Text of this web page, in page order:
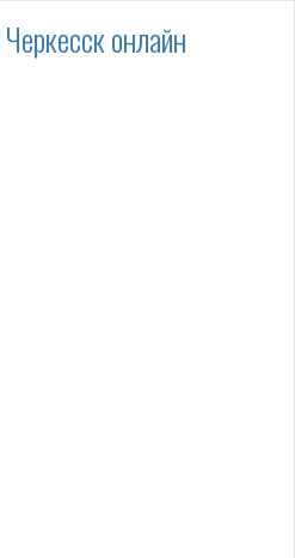
онлайн